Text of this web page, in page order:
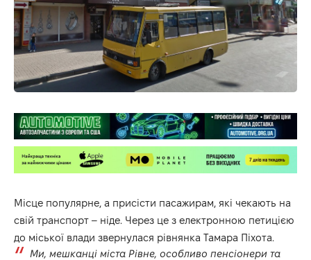
Місце популярне, а присісти пасажирам, які чекають на
свій транспорт – ніде. Через це з електронною петицією
до міської влади звернулася рівнянка Тамара Піхота.
Ми, мешканці міста Рівне, особливо пенсіонери та